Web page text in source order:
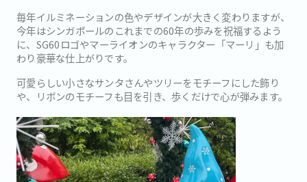
毎年イルミネーションの色やデザインが大きく変わりますが、
今年はシンガポールのこれまでの60年の歩みを祝福するよう
に、SG60ロゴやマーライオンのキャラクター「マーリ」も加
わり豪華な仕上がりです。
可愛らしい小さなサンタさんやツリーをモチーフにした飾り
や、リボンのモチーフも目を引き、歩くだけで心が弾みます。